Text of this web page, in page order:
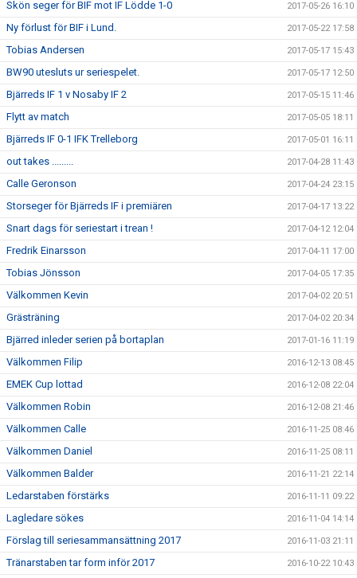
Skön seger för BIF mot IF Lödde 1-0 2017-05-26 16:10
Ny förlust för BIF i Lund. 2017-05-22 17:58
Tobias Andersen 2017-05-17 15:43
BW90 utesluts ur seriespelet. 2017-05-17 12:50
Bjärreds IF 1 v Nosaby IF 2 2017-05-15 11:46
Flytt av match 2017-05-05 18:11
Bjärreds IF 0-1 IFK Trelleborg 2017-05-01 16:11
out takes ......... 2017-04-28 11:43
Calle Geronson 2017-04-24 23:15
Storseger för Bjärreds IF i premiären 2017-04-17 13:22
Snart dags för seriestart i trean ! 2017-04-12 12:04
Fredrik Einarsson 2017-04-11 17:00
Tobias Jönsson 2017-04-05 17:35
Välkommen Kevin 2017-04-02 20:51
Grästräning 2017-04-02 20:34
Bjärred inleder serien på bortaplan 2017-01-16 11:19
Välkommen Filip 2016-12-13 08:45
EMEK Cup lottad 2016-12-08 22:04
Välkommen Robin 2016-12-08 21:46
Välkommen Calle 2016-11-25 08:46
Välkommen Daniel 2016-11-25 08:11
Välkommen Balder 2016-11-21 22:14
Ledarstaben förstärks 2016-11-11 09:22
Lagledare sökes 2016-11-04 14:14
Förslag till seriesammansättning 2017 2016-11-03 21:11
Tränarstaben tar form inför 2017 2016-10-22 10:43